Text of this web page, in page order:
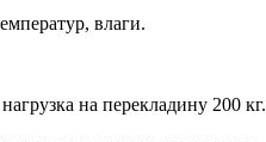
влаги.
на перекладину 200 кг.